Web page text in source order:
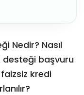
Nedir? Nasıl
desteği başvuru
kredi